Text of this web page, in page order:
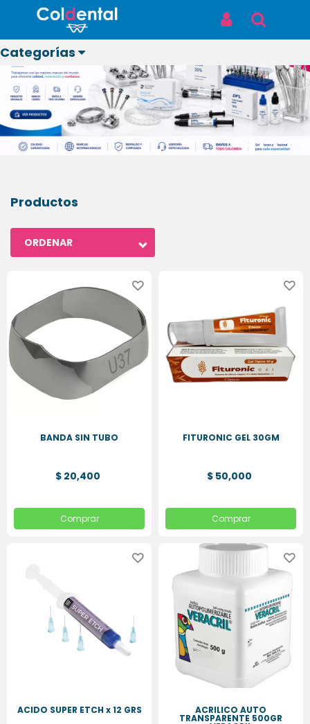
Categorías
Productos
ORDENAR
BANDA SIN TUBO
$ 20,400
Comprar
FITURONIC GEL 30GM
$ 50,000
Comprar
ACIDO SUPER ETCH x 12 GRS ACRILICO AUTO
TRANSPARENTE 500GR
Ver todos
los
ODONTOLÓGICOS
LABORATORIO
HIGIENE
ORAL
PLACAS
ESSIX